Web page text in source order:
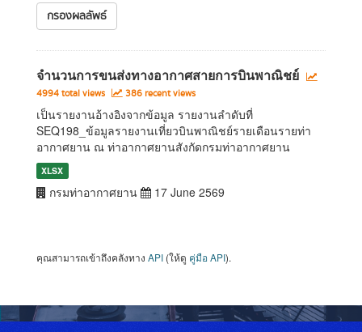
กรองผลลัพธ์
จำนวนการขนส่งทางอากาศสายการบินพาณิชย์
4994 total views 386 recent views
เป็นรายงานอ้างอิงจากข้อมูล รายงานลำดับที่
SEQ198_ข้อมูลรายงานเที่ยวบินพาณิชย์รายเดือนรายท่า
อากาศยาน ณ ท่าอากาศยานสังกัดกรมท่าอากาศยาน
XLSX
กรมท่าอากาศยาน 17 June 2569
คุณสามารถเข้าถึงคลังทาง API (ให้ดู คู่มือ API).